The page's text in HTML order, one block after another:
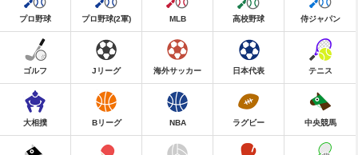
プロ野球 プロ野球(2軍) MLB 高校野球 侍ジャパン
ゴルフ Jリーグ 海外サッカー 日本代表 テニス
大相撲 Bリーグ NBA ラグビー 中央競馬